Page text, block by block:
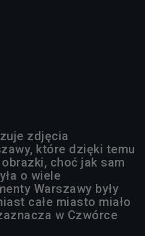
zdjęcia
które dzięki temu
choć jak sam
o wiele
Warszawy były
całe miasto miało
w Czwórce